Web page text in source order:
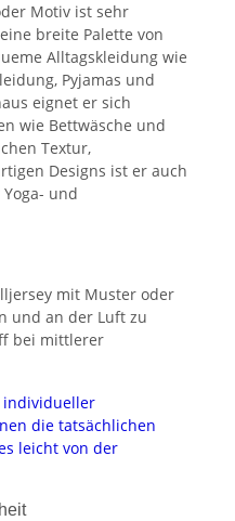
Motiv ist sehr
breite Palette von
Alltagskleidung wie
Pyjamas und
eignet er sich
wie Bettwäsche und
Textur,
Designs ist er auch
und
mit Muster oder
und an der Luft zu
bei mittlerer
individueller
die tatsächlichen
leicht von der